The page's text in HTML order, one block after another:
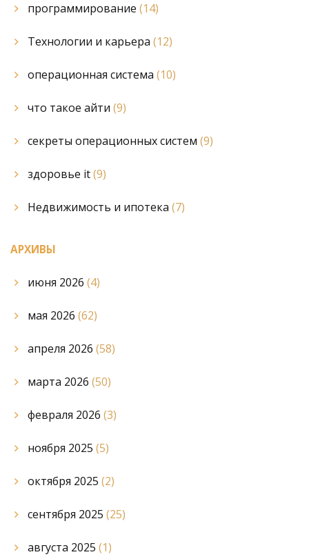
программирование (14)
Технологии и карьера (12)
операционная система (10)
что такое айти (9)
секреты операционных систем (9)
здоровье it(9)
Недвижимость и ипотека (7)
АРХИВЫ
июня 2026 (4)
мая 2026 (62)
апреля 2026 (58)
марта 2026 (50)
февраля 2026 (3)
ноября 2025 (5)
октября 2025 (2)
сентября 2025 (25)
августа 2025 (1)